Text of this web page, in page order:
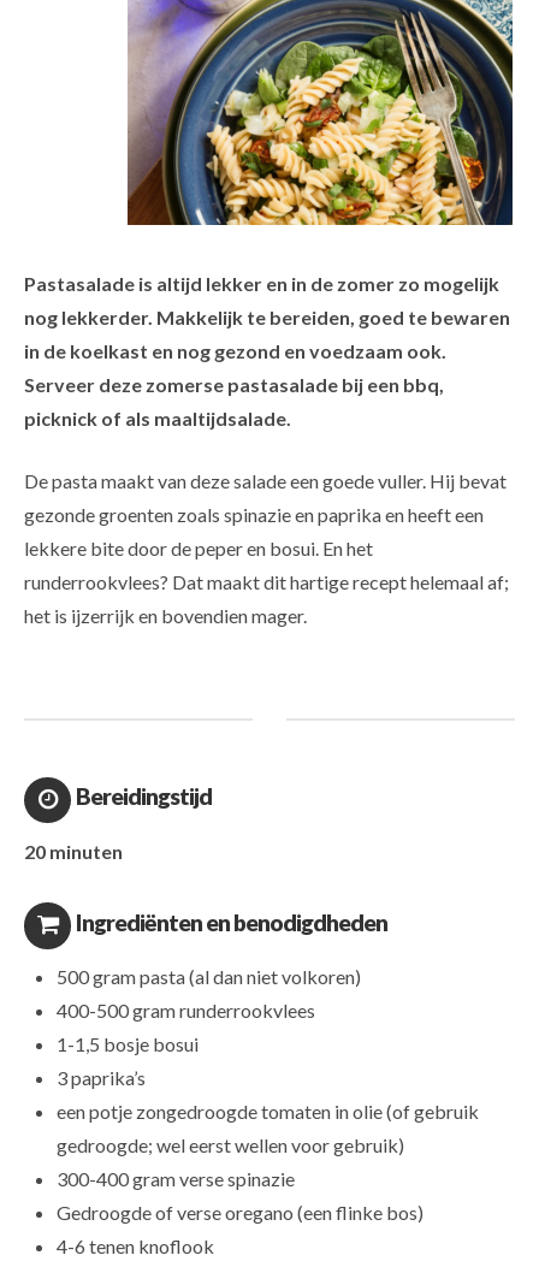
Pastasalade is altijd lekker en in de zomer zo mogelijk
nog lekkerder. Makkelijk te bereiden, goed te bewaren
in de koelkast en nog gezond en voedzaam ook.
Serveer deze zomerse pastasalade bij een bbq,
picknick of als maaltijdsalade.
De pasta maakt van deze salade een goede vuller. Hij bevat
gezonde groenten zoals spinazie en paprika en heeft een
lekkere bite door de peper en bosui. En het
runderrookvlees? Dat maakt dit hartige recept helemaal af;
het is ijzerrijk en bovendien mager.
Bereidingstijd
20 minuten
Ingrediënten en benodigdheden
500 gram pasta (al dan niet volkoren)
400-500 gram runderrookvlees
1-1,5 bosje bosui
3 paprika’s
een potje zongedroogde tomaten in olie (of gebruik
gedroogde; wel eerst wellen voor gebruik)
300-400 gram verse spinazie
Gedroogde of verse oregano (een flinke bos)
4-6 tenen knoflook